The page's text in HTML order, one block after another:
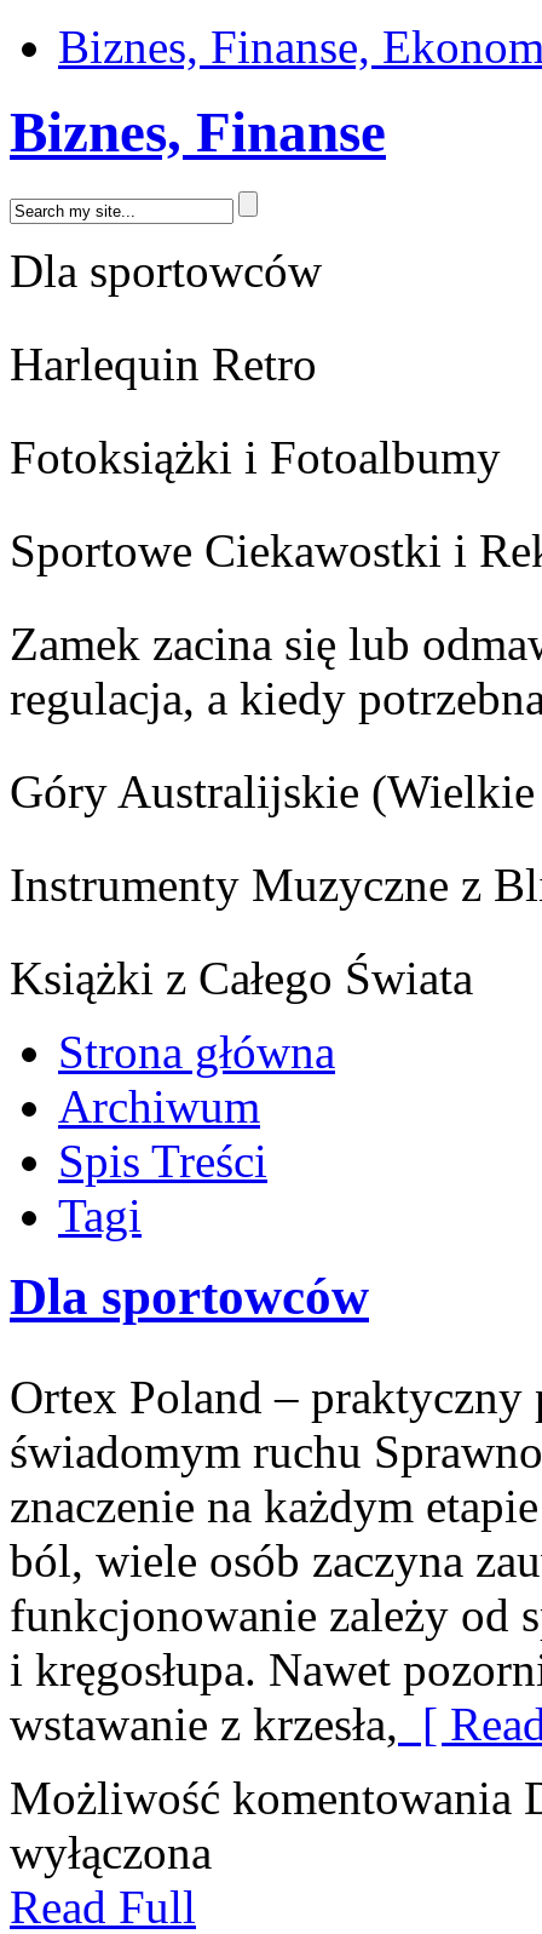
Biznes, Finanse,
Biznes, Finanse
Dla sportowców
Harlequin Retro
Fotoksiążki i Fotoalbumy
Sportowe Ciekawostki i
Zamek zacina się lub
regulacja, a kiedy
Góry Australijskie (Wielkie
Instrumenty Muzyczne z
Książki z Całego Świata
Strona główna
Archiwum
Spis Treści
Tagi
Dla sportowców
Ortex Poland –
świadomym ruchu
znaczenie na każdym
ból, wiele osób zaczyna
funkcjonowanie zależy od
i kręgosłupa. Nawet
wstawanie z krzesła, [
Możliwość komentowania
wyłączona
Read Full